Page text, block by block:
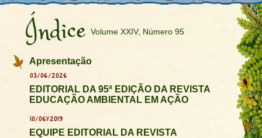
Índice Volume XXIV, Número 95
Apresentação
03/06/2026
EDITORIAL DA 95ª EDIÇÃO DA REVISTA
EDUCAÇÃO AMBIENTAL EM AÇÃO
10/06/2019
EQUIPE EDITORIAL DA REVISTA